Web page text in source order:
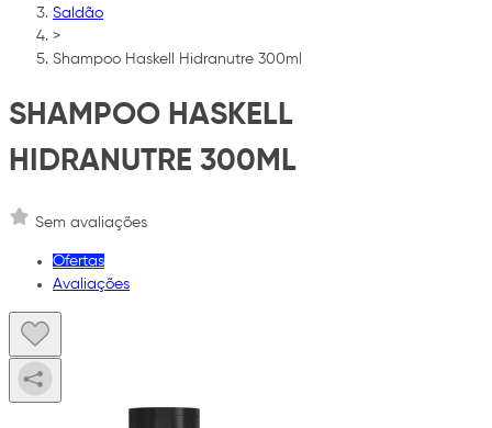
Saldão
>
Shampoo Haskell Hidranutre 300ml
SHAMPOO HASKELL
HIDRANUTRE 300ML
Sem avaliações
Ofertas
Avaliações